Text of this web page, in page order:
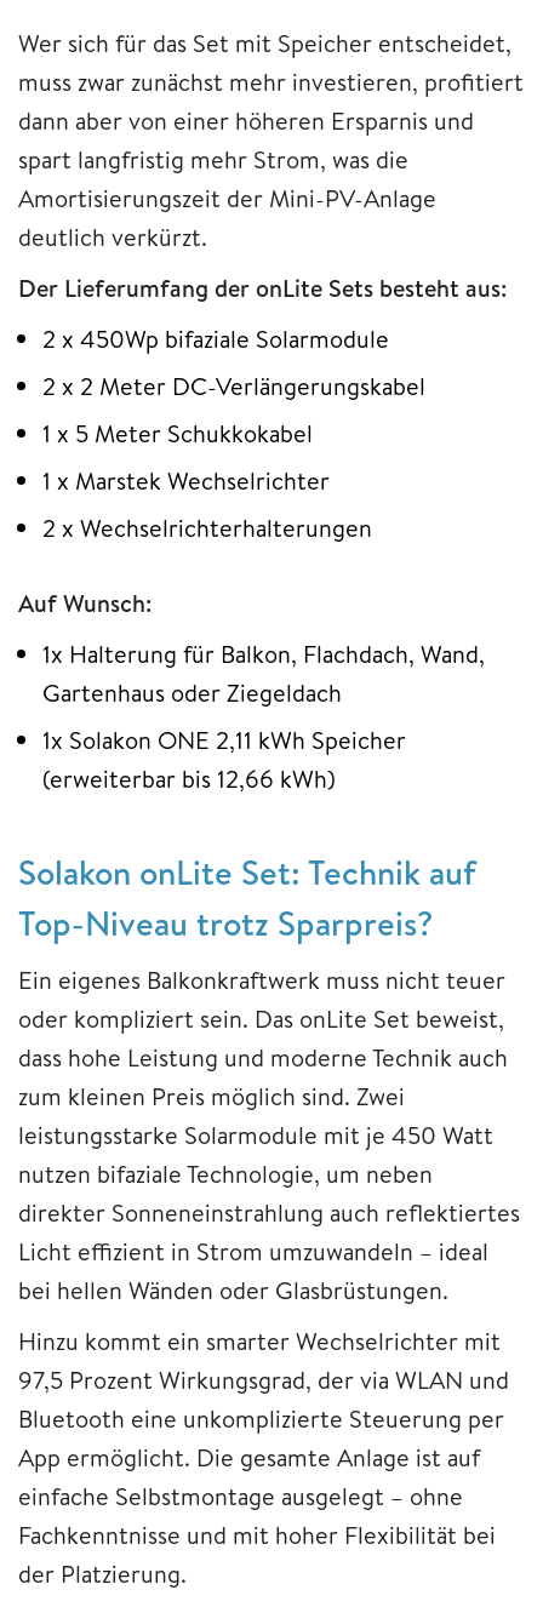
Wer sich für das Set mit Speicher entscheidet,
muss zwar zunächst mehr investieren, profitiert
dann aber von einer höheren Ersparnis und
spart langfristig mehr Strom, was die
Amortisierungszeit der Mini-PV-Anlage
deutlich verkürzt.
Der Lieferumfang der onLite Sets besteht aus:
2 x 450Wp bifaziale Solarmodule
2 x 2 Meter DC-Verlängerungskabel
1 x 5 Meter Schukkokabel
1 x Marstek Wechselrichter
2 x Wechselrichterhalterungen
Auf Wunsch:
1x Halterung für Balkon, Flachdach, Wand,
Gartenhaus oder Ziegeldach
1x Solakon ONE 2,11 kWh Speicher
(erweiterbar bis 12,66 kWh)
Solakon onLite Set: Technik auf
Top-Niveau trotz Sparpreis?
Ein eigenes Balkonkraftwerk muss nicht teuer
oder kompliziert sein. Das onLite Set beweist,
dass hohe Leistung und moderne Technik auch
zum kleinen Preis möglich sind. Zwei
leistungsstarke Solarmodule mit je 450 Watt
nutzen bifaziale Technologie, um neben
direkter Sonneneinstrahlung auch reflektiertes
Licht effizient in Strom umzuwandeln – ideal
bei hellen Wänden oder Glasbrüstungen.
Hinzu kommt ein smarter Wechselrichter mit
97,5 Prozent Wirkungsgrad, der via WLAN und
Bluetooth eine unkomplizierte Steuerung per
App ermöglicht. Die gesamte Anlage ist auf
einfache Selbstmontage ausgelegt – ohne
Fachkenntnisse und mit hoher Flexibilität bei
der Platzierung.